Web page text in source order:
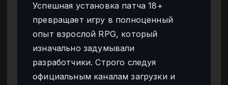
Успешная установка патча 18+
превращает игру в полноценный
опыт взрослой RPG, который
изначально задумывали
разработчики. Строго следуя
официальным каналам загрузки и